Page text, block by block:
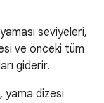
seviyeleri,
ve önceki tüm
giderir.
yama dizesi